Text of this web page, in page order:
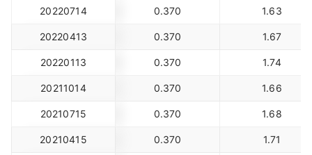
20220714 0.370 1.63
20220413 0.370 1.67
20220113 0.370 1.74
20211014 0.370 1.66
20210715 0.370 1.68
20210415 0.370 1.71